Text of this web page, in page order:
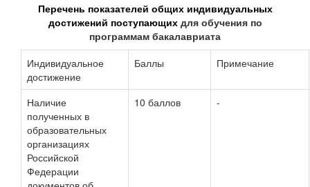
Перечень показателей общих индивидуальных
достижений поступающих для обучения по
программам бакалавриата
Индивидуальное
достижение
Баллы Примечание
Наличие
полученных в
образовательных
организациях
Российской
Федерации
10 баллов -